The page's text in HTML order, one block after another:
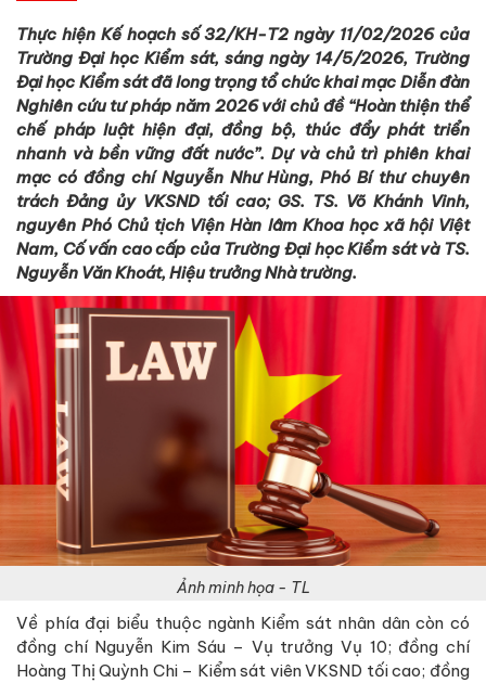
Thực hiện Kế hoạch số 32/KH-T2 ngày 11/02/2026 của
Trường Đại học Kiểm sát, sáng ngày 14/5/2026, Trường
Đại học Kiểm sát đã long trọng tổ chức khai mạc Diễn đàn
Nghiên cứu tư pháp năm 2026 với chủ đề “Hoàn thiện thể
chế pháp luật hiện đại, đồng bộ, thúc đẩy phát triển
nhanh và bền vững đất nước”. Dự và chủ trì phiên khai
mạc có đồng chí Nguyễn Như Hùng, Phó Bí thư chuyên
trách Đảng ủy VKSND tối cao; GS. TS. Võ Khánh Vinh,
nguyên Phó Chủ tịch Viện Hàn lâm Khoa học xã hội Việt
Nam, Cố vấn cao cấp của Trường Đại học Kiểm sát và TS.
Nguyễn Văn Khoát, Hiệu trưởng Nhà trường.
Ảnh minh họa - TL
Về phía đại biểu thuộc ngành Kiểm sát nhân dân còn có
đồng chí Nguyễn Kim Sáu – Vụ trưởng Vụ 10; đồng chí
Hoàng Thị Quỳnh Chi – Kiểm sát viên VKSND tối cao; đồng